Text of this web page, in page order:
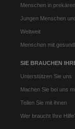
Menschen in
Jungen Menschen
Weltweit
Menschen mit
SIE BRAUCHEN
Unterstützen Sie uns
Machen Sie bei uns
Teilen Sie mit ihnen
Wer braucht Ihre